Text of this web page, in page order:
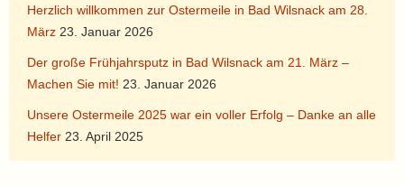
Herzlich willkommen zur Ostermeile in Bad Wilsnack am 28.
März 23. Januar 2026
Der große Frühjahrsputz in Bad Wilsnack am 21. März –
Machen Sie mit! 23. Januar 2026
Unsere Ostermeile 2025 war ein voller Erfolg – Danke an alle
Helfer 23. April 2025